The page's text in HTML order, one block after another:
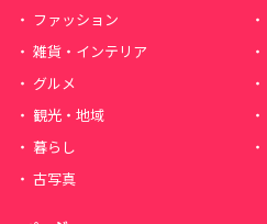
ファッション
雑貨・インテリア
グルメ
観光・地域
暮らし
古写真